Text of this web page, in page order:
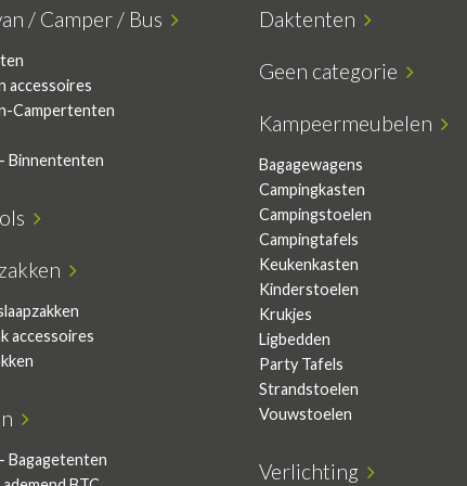
/ Camper / Bus
accessoires
Campertenten
Binnententen
Daktenten
Geen categorie
Kampeermeubelen
Bagagewagens
Campingkasten
Campingstoelen
Campingtafels
Keukenkasten
Kinderstoelen
Krukjes
Ligbedden
Party Tafels
Strandstoelen
Vouwstoelen
accessoires
Bagagetenten
Verlichting